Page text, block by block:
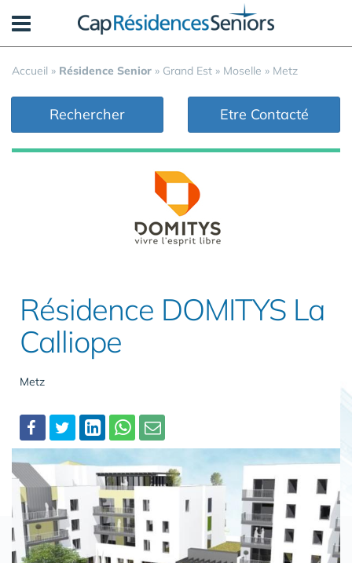
Accueil » Résidence Senior » Grand Est » Moselle » Metz
Rechercher Etre Contacté
Résidence DOMITYS La
Calliope
Metz
Partager